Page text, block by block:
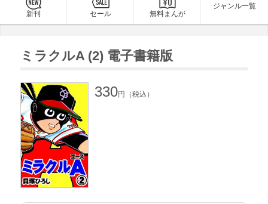
新刊 セール 無料まんが
ジャンル一覧
ミラクルA (2) 電子書籍版
330円（税込）